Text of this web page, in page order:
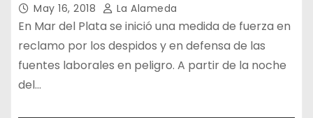
May 16, 2018 La Alameda
En Mar del Plata se inició una medida de fuerza en
reclamo por los despidos y en defensa de las
fuentes laborales en peligro. A partir de la noche
del…